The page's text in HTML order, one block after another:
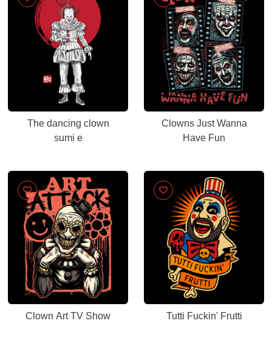
The dancing clown
sumi e
Clowns Just Wanna
Have Fun
Clown Art TV Show Tutti Fuckin' Frutti